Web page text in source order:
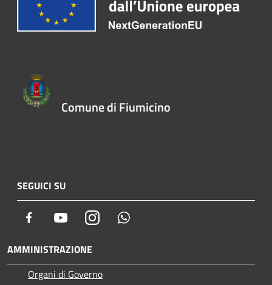
Comune di Fiumicino
SEGUICI SU
Facebook YoutubeInstagram
AMMINISTRAZIONE
Organi di Governo